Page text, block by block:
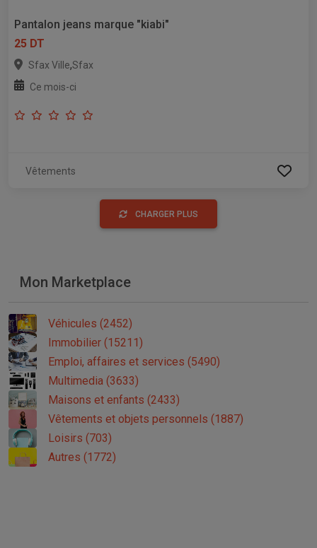
Pantalon jeans marque "kiabi"
25 DT
Sfax Ville,Sfax
Ce mois-ci
Vêtements
CHARGER PLUS
Mon Marketplace
Véhicules (2452)
Immobilier (15211)
Emploi, affaires et services (5490)
Multimedia (3633)
Maisons et enfants (2433)
Vêtements et objets personnels (1887)
Loisirs (703)
Autres (1772)